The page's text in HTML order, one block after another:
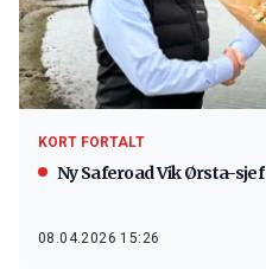
KORT FORTALT
Ny Saferoad Vik Ørsta-sjef
08.04.2026 15:26